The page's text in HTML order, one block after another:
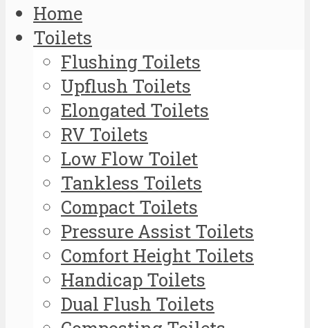
Home
Toilets
Flushing Toilets
Upflush Toilets
Elongated Toilets
RV Toilets
Low Flow Toilet
Tankless Toilets
Compact Toilets
Pressure Assist Toilets
Comfort Height Toilets
Handicap Toilets
Dual Flush Toilets